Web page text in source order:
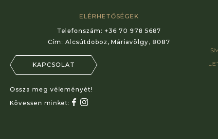
ELÉRHETŐSÉGEK
Telefonszám:+36 70 978 5687
Cím: Alcsútdoboz, Máriavölgy, 8087
KAPCSOLAT
Ossza meg véleményét!
Kövessen minket: